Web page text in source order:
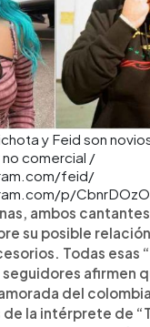
y Feid son
comercial /
feid/
p/
ambos
su posible
Todas esas
afirmen
del
la intérprete de